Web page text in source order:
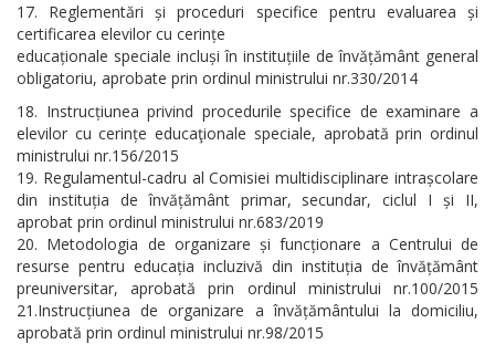
Reglementări și proceduri specifice pentru evaluarea și
certificarea elevilor cu cerințe
educaționale speciale incluși în instituțiile de învățământ general
obligatoriu, aprobate prin ordinul ministrului nr.330/2014
Instrucțiunea privind procedurile specifice de examinare a
elevilor cu cerințe educaţionale speciale, aprobată prin ordinul
ministrului nr.156/2015
Regulamentul-cadru al Comisiei multidisciplinare intrașcolare
din instituția de învățământ primar, secundar, ciclul I și II,
aprobat prin ordinul ministrului nr.683/2019
Metodologia de organizare și funcționare a Centrului de
resurse pentru educația incluzivă din instituția de învățământ
preuniversitar, aprobată prin ordinul ministrului nr.100/2015
21.Instrucțiunea de organizare a învățământului la domiciliu,
aprobată prin ordinul ministrului nr.98/2015